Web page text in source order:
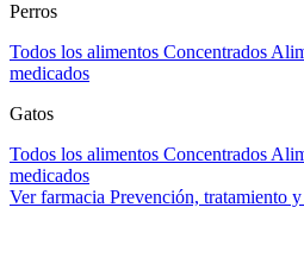
Perros
Todos los alimentos Concentrados
medicados
Gatos
Todos los alimentos Concentrados
medicados
Ver farmacia Prevención, tratamiento